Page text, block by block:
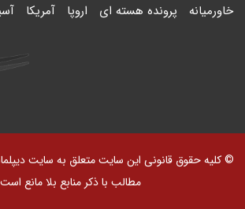
خاورمیانه پرونده هسته ای اروپا آمریکا
© کلیه حقوق قانونی این سایت متعلق به سایت
مطالب با ذکر منابع بلا مانع